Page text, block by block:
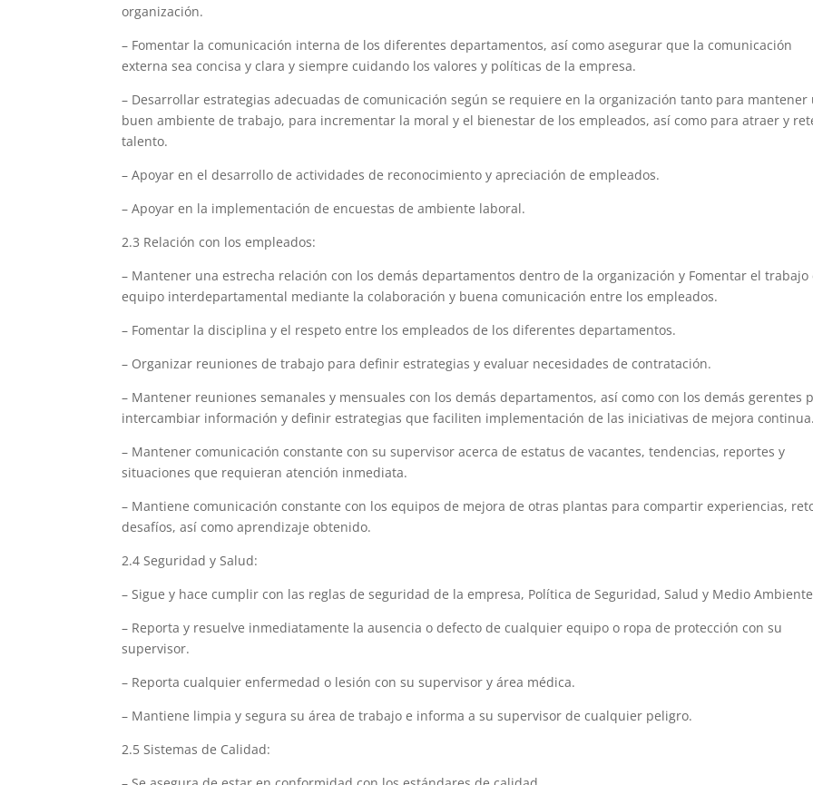
organización.
– Fomentar la comunicación interna de los diferentes departamentos, así como asegurar que la comunicación
externa sea concisa y clara y siempre cuidando los valores y políticas de la empresa.
– Desarrollar estrategias adecuadas de comunicación según se requiere en la organización tanto para mantener
buen ambiente de trabajo, para incrementar la moral y el bienestar de los empleados, así como para atraer y
talento.
– Apoyar en el desarrollo de actividades de reconocimiento y apreciación de empleados.
– Apoyar en la implementación de encuestas de ambiente laboral.
2.3 Relación con los empleados:
– Mantener una estrecha relación con los demás departamentos dentro de la organización y Fomentar el trabajo
equipo interdepartamental mediante la colaboración y buena comunicación entre los empleados.
– Fomentar la disciplina y el respeto entre los empleados de los diferentes departamentos.
– Organizar reuniones de trabajo para definir estrategias y evaluar necesidades de contratación.
– Mantener reuniones semanales y mensuales con los demás departamentos, así como con los demás gerentes
intercambiar información y definir estrategias que faciliten implementación de las iniciativas de mejora continua.
– Mantener comunicación constante con su supervisor acerca de estatus de vacantes, tendencias, reportes y
situaciones que requieran atención inmediata.
– Mantiene comunicación constante con los equipos de mejora de otras plantas para compartir experiencias,
desafíos, así como aprendizaje obtenido.
2.4 Seguridad y Salud:
– Sigue y hace cumplir con las reglas de seguridad de la empresa, Política de Seguridad, Salud y Medio
– Reporta y resuelve inmediatamente la ausencia o defecto de cualquier equipo o ropa de protección con su
supervisor.
– Reporta cualquier enfermedad o lesión con su supervisor y área médica.
– Mantiene limpia y segura su área de trabajo e informa a su supervisor de cualquier peligro.
2.5 Sistemas de Calidad: